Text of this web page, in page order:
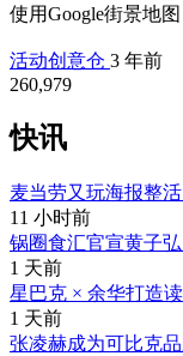
使用Google街景地
活动创意仓 3 年前
260,979
快讯
麦当劳又玩海报整活
11 小时前
锅圈食汇官宣黄子
1 天前
星巴克 × 余华打造
1 天前
张凌赫成为可比克